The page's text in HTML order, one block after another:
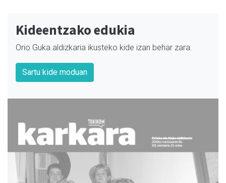
Kideentzako edukia
Orio Guka aldizkaria ikusteko kide izan behar zara.
Sartu kide moduan